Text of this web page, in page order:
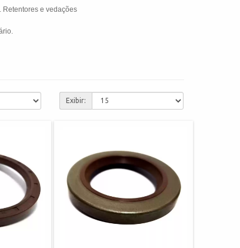
e vedações
Exibir: